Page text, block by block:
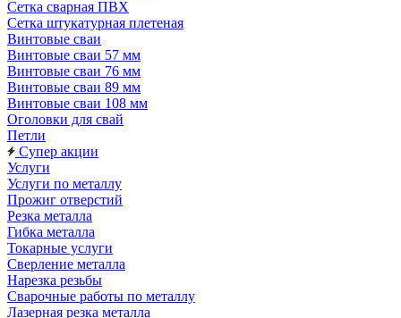
Сетка сварная ПВХ
Сетка штукатурная плетеная
Винтовые сваи
Винтовые сваи 57 мм
Винтовые сваи 76 мм
Винтовые сваи 89 мм
Винтовые сваи 108 мм
Оголовки для свай
Петли
Супер акции
Услуги
Услуги по металлу
Прожиг отверстий
Резка металла
Гибка металла
Токарные услуги
Сверление металла
Нарезка резьбы
Сварочные работы по металлу
Лазерная резка металла